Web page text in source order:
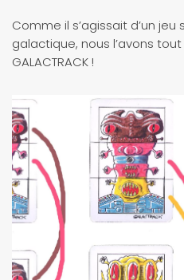
Comme il s’agissait d’un
galactique, nous l’avons
GALACTRACK !